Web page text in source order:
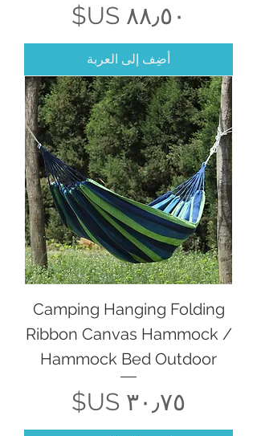
السعر
أضِف إلى العربة
Camping Hanging Folding
Ribbon Canvas Hammock /
Hammock Bed Outdoor
السعر